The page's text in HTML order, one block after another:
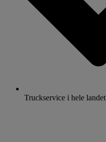
Truckservice i hele landet